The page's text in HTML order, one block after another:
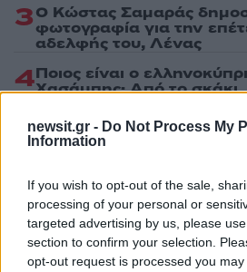
newsit.gr - Do Not Process My
Information
If you wish to opt-out of the sale,
processing of your personal or
targeted advertising by us, please
section to confirm your selection.
opt-out request is processed you
3Ο Κώστας Σαμαράς
φωτογραφία για την
αδελφής του, Λένας
4Ποιος είναι ο
Χασάμπης: Από το
5Canadair 515: Οι πρώτες
κατασκευή του
φωτιάς
Πιο